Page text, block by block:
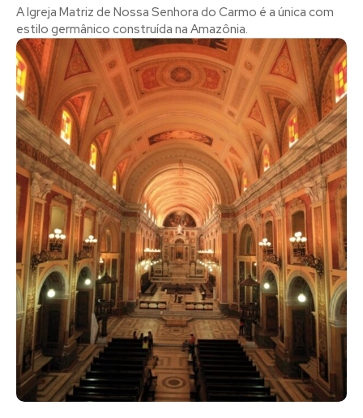
A Igreja Matriz de Nossa Senhora do Carmo é a única com
estilo germânico construída na Amazônia.